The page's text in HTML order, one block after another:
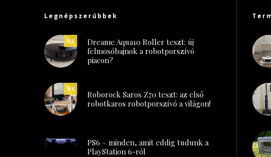
Legnépszerűbbek
9.5
Dreame Aqua10 Roller teszt: új
felmosóbajnok a robotporszívó
piacon?
9.8
Roborock Saros Z70 teszt: az első
robotkaros robotporszívó a világon!
PS6 – minden, amit eddig tudunk a
PlayStation 6-ról